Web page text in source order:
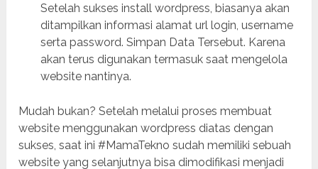
Setelah sukses install wordpress, biasanya akan
ditampilkan informasi alamat url login, username
serta password. Simpan Data Tersebut. Karena
akan terus digunakan termasuk saat mengelola
website nantinya.
Mudah bukan? Setelah melalui proses membuat
website menggunakan wordpress diatas dengan
sukses, saat ini #MamaTekno sudah memiliki sebuah
website yang selanjutnya bisa dimodifikasi menjadi